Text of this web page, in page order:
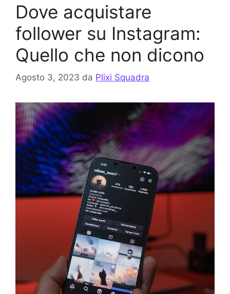
Dove acquistare
follower su Instagram:
Quello che non dicono
Agosto 3, 2023 da Plixi Squadra